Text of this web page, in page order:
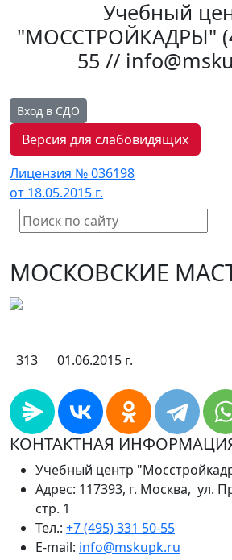
Учебный
"МОССТРОЙКАДРЫ"
55 //
Вход в СДО
Версия для слабовидящих
Лицензия № 036198
от 18.05.2015 г.
МОСКОВСКИЕ
313 01.06.2015 г.
КОНТАКТНАЯ
Учебный центр
Адрес: 117393, г. Москва, ул.
стр. 1
Тел.: +7 (495) 331 50-55
E-mail: info@mskupk.ru